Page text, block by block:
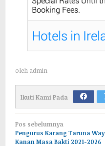
oleh admin
Ikuti Kami Pada
Navigasi
pos
Pos sebelumnya
Pengurus Karang Taruna Way
Kanan Masa Bakti 2021-2026